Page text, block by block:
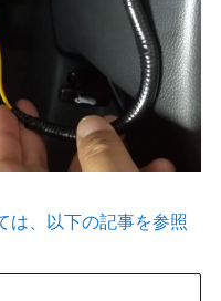
は、以下の記事を参照